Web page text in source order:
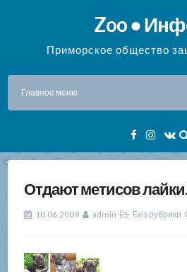
содержимому
Zoo ●
Приморское общество
Главное меню
FacebookVK
Отдают метисов
10.06.2009 admin Без рубрики